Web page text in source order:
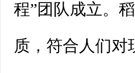
程”团队成立。
质，符合人们对